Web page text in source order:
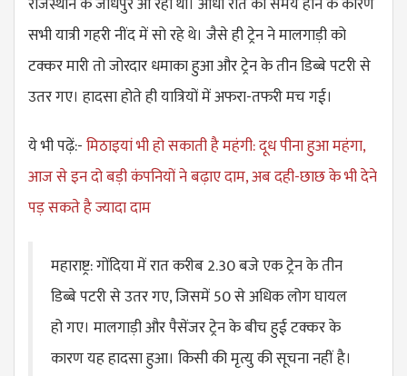
सभी यात्री गहरी नींद में सो रहे थे। जैसे ही ट्रेन ने मालगाड़ी को
टक्कर मारी तो जोरदार धमाका हुआ और ट्रेन के तीन डिब्बे पटरी से
उतर गए। हादसा होते ही यात्रियों में अफरा-तफरी मच गई।
ये भी पढ़ें:-मिठाइयां भी हो सकाती है महंगी: दूध पीना हुआ महंगा,
आज से इन दो बड़ी कंपनियों ने बढ़ाए दाम, अब दही-छाछ के भी देने
पड़ सकते है ज्यादा दाम
महाराष्ट्र: गोंदिया में रात करीब 2.30 बजे एक ट्रेन के तीन
डिब्बे पटरी से उतर गए, जिसमें 50 से अधिक लोग घायल
हो गए। मालगाड़ी और पैसेंजर ट्रेन के बीच हुई टक्कर के
कारण यह हादसा हुआ। किसी की मृत्यु की सूचना नहीं है।